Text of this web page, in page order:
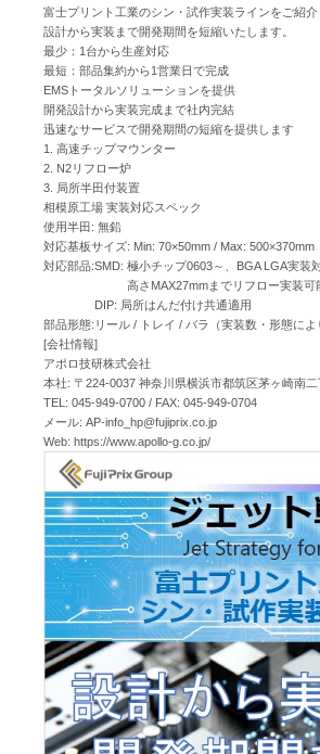
富士プリント工業のシン・試作実装ラインをご紹介
設計から実装まで開発期間を短縮いたします。
最少：1台から生産対応
最短：部品集約から1営業日で完成
EMSトータルソリューションを提供
開発設計から実装完成まで社内完結
迅速なサービスで開発期間の短縮を提供します
1. 高速チップマウンター
2. N2リフロー炉
3. 局所半田付装置
相模原工場 実装対応スペック
使用半田: 無鉛
対応基板サイズ: Min: 70×50mm / Max: 500×370mm
対応部品:SMD: 極小チップ0603～、BGA LGA実装
高さMAX27mmまでリフロー実装可
DIP: 局所はんだ付け共通適用
部品形態:リール / トレイ / バラ（実装数・形態によ
[会社情報]
アポロ技研株式会社
本社: 〒224-0037 神奈川県横浜市都筑区茅ヶ崎南
TEL: 045-949-0700 / FAX: 045-949-0704
メール: AP-info_hp@fujiprix.co.jp
Web: https://www.apollo-g.co.jp/